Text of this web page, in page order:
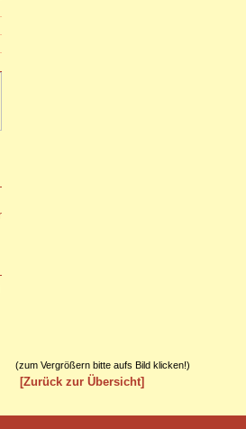
(zum Vergrößern bitte aufs Bild klicken!)
[Zurück zur Übersicht]